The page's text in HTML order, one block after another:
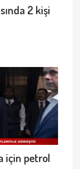
2 kişi
için petrol